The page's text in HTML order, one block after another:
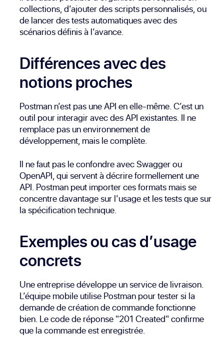
collections, d’ajouter des scripts personnalisés, ou
de lancer des tests automatiques avec des
scénarios définis à l’avance.
Différences avec des
notions proches
Postman n’est pas une API en elle-même. C’est un
outil pour interagir avec des API existantes. Il ne
remplace pas un environnement de
développement, mais le complète.
Il ne faut pas le confondre avec Swagger ou
OpenAPI, qui servent à décrire formellement une
API. Postman peut importer ces formats mais se
concentre davantage sur l’usage et les tests que sur
la spécification technique.
Exemples ou cas d’usage
concrets
Une entreprise développe un service de livraison.
L’équipe mobile utilise Postman pour tester si la
demande de création de commande fonctionne
bien. Le code de réponse "201 Created" confirme
que la commande est enregistrée.